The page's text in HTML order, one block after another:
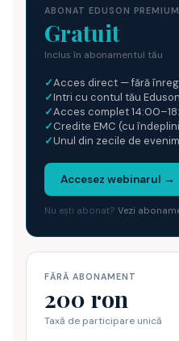
ABONAT EDUSON PREMIUM
Gratuit
Inclus în abonamentul tău
✓Acces direct — fără
✓Intri cu contul tău
✓Acces complet
✓Credite EMC (cu
✓Unul din zecile de
Accesez webinarul →
Nu ești abonat? Vezi
FĂRĂ ABONAMENT
200 ron
Taxă de participare unică